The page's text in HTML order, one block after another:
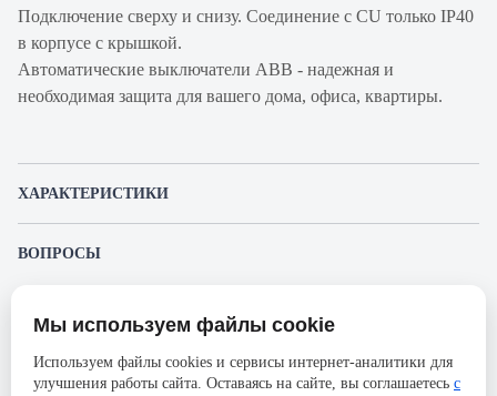
Подключение сверху и снизу. Соединение с CU только IP40
в корпусе с крышкой.
Автоматические выключатели ABB - надежная и
необходимая защита для вашего дома, офиса, квартиры.
ХАРАКТЕРИСТИКИ
Производитель
Серия
S803S
ВОПРОСЫ
Пожалуйста, авторизуйтесь, чтобы иметь
Представленные изображения и характеристики могут отличаться от реального
без предварительного уведомления. Компания АйДистрибьют не несёт
ответственности в случае не соответствия текущей модели товаров фотографиям,
Мы используем файлы cookie
Используем файлы cookies и сервисы интернет-аналитики для
улучшения работы сайта. Оставаясь на сайте, вы соглашаетесь с